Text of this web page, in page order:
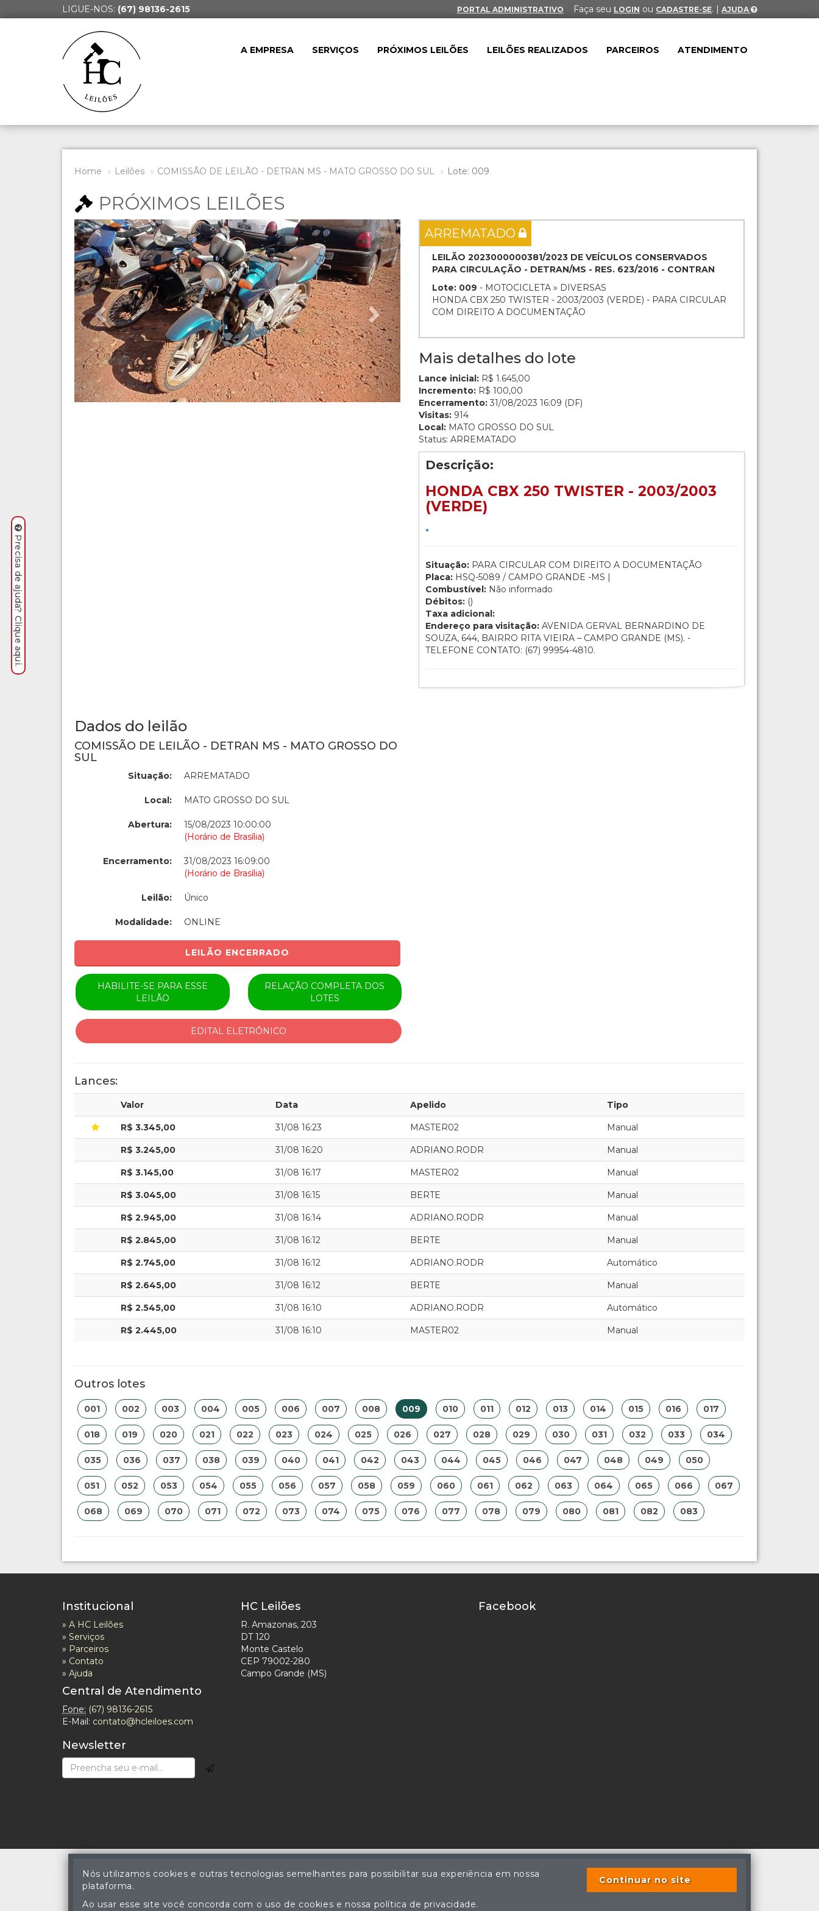
LIGUE-NOS: (67) 98136-2615 PORTAL ADMINISTRATIVO Faça seu LOGIN ou CADASTRE-SE. | AJUDA
A EMPRESA SERVIÇOS PRÓXIMOS LEILÕES LEILÕES REALIZADOS PARCEIROS ATENDIMENTO
Home Leilões COMISSÃO DE LEILÃO - DETRAN MS - MATO GROSSO DO SUL Lote: 009
PRÓXIMOS LEILÕES
Previous Next ARREMATADO
LEILÃO 2023000000381/2023 DE VEÍCULOS CONSERVADOS
PARA CIRCULAÇÃO - DETRAN/MS - RES. 623/2016 - CONTRAN
Lote: 009 - MOTOCICLETA » DIVERSAS
HONDA CBX 250 TWISTER - 2003/2003 (VERDE) - PARA CIRCULAR
COM DIREITO A DOCUMENTAÇÃO
Mais detalhes do lote
Lance inicial: R$ 1.645,00
Incremento: R$ 100,00
Encerramento: 31/08/2023 16:09 (DF)
Visitas: 914
Local: MATO GROSSO DO SUL
Status: ARREMATADO
Descrição:
HONDA CBX 250 TWISTER - 2003/2003
(VERDE)
.
Situação: PARA CIRCULAR COM DIREITO A DOCUMENTAÇÃO
Placa: HSQ-5089 / CAMPO GRANDE -MS |
Combustível: Não informado
Débitos: ()
Taxa adicional:
Endereço para visitação: AVENIDA GERVAL BERNARDINO DE
SOUZA, 644, BAIRRO RITA VIEIRA – CAMPO GRANDE (MS). -
TELEFONE CONTATO: (67) 99954-4810.
Dados do leilão
COMISSÃO DE LEILÃO - DETRAN MS - MATO GROSSO DO
SUL
Situação: ARREMATADO
Local: MATO GROSSO DO SUL
Abertura:
15/08/2023 10:00:00
(Horário de Brasília)
Encerramento:
31/08/2023 16:09:00
(Horário de Brasília)
Leilão: Único
Modalidade: ONLINE
LEILÃO ENCERRADO
HABILITE-SE PARA ESSE
LEILÃO
RELAÇÃO COMPLETA DOS
LOTES
EDITAL ELETRÔNICO
Lances:
Valor Data Apelido Tipo
R$ 3.345,00 31/08 16:23 MASTER02 Manual
R$ 3.245,00 31/08 16:20 ADRIANO.RODR Manual
R$ 3.145,00 31/08 16:17 MASTER02 Manual
R$ 3.045,00 31/08 16:15 BERTE Manual
R$ 2.945,00 31/08 16:14 ADRIANO.RODR Manual
R$ 2.845,00 31/08 16:12 BERTE Manual
R$ 2.745,00 31/08 16:12 ADRIANO.RODR Automático
R$ 2.645,00 31/08 16:12 BERTE Manual
R$ 2.545,00 31/08 16:10 ADRIANO.RODR Automático
R$ 2.445,00 31/08 16:10 MASTER02 Manual
Outros lotes
001 002 003 004 005 006 007 008 009 010 011 012 013 014 015 016 017
018 019 020 021 022 023 024 025 026 027 028 029 030 031 032 033 034
035 036 037 038 039 040 041 042 043 044 045 046 047 048 049 050
051 052 053 054 055 056 057 058 059 060 061 062 063 064 065 066 067
068 069 070 071 072 073 074 075 076 077 078 079 080 081 082 083
Institucional
» A HC Leilões
» Serviços
» Parceiros
» Contato
» Ajuda
Central de Atendimento
Fone: (67) 98136-2615
E-Mail: contato@hcleiloes.com
Newsletter
HC Leilões
R. Amazonas, 203
DT 120
Monte Castelo
CEP 79002-280
Campo Grande (MS)
Facebook
© Hercules Valazuela Coutinho - Leiloeiro Público Oficial - Matrícula nº 59 JUCEMS - Todos os direitos reservados
A cópia ou reprodução não autorizada do conteúdo deste site poderá acarretar em penas previstas em lei.
Precisa de ajuda? Clique aqui.
Nós utilizamos cookies e outras tecnologias semelhantes para possibilitar sua experiência em nossa
plataforma.
Ao usar esse site você concorda com o uso de cookies e nossa política de privacidade.
Continuar no site